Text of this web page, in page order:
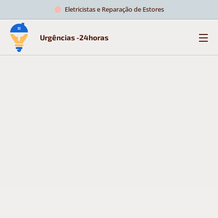
Eletricistas e Reparação de Estores
Urgências -24horas